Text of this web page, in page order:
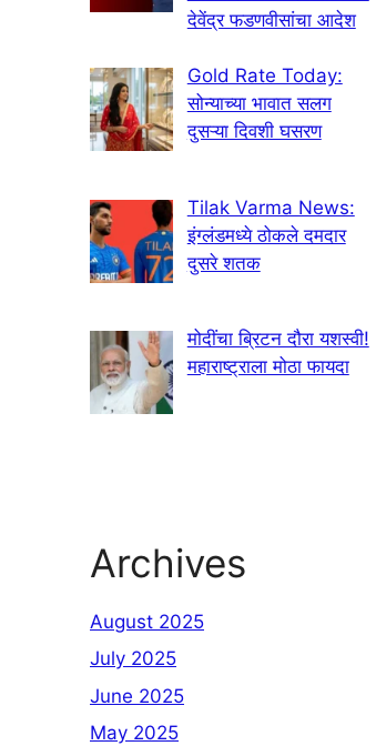
देवेंद्र फडणवीसांचा आदेश
Gold Rate Today:
सोन्याच्या भावात सलग
दुसऱ्या दिवशी घसरण
Tilak Varma News:
इंग्लंडमध्ये ठोकले दमदार
दुसरे शतक
मोदींचा ब्रिटन दौरा यशस्वी!
महाराष्ट्राला मोठा फायदा
Archives
August 2025
July 2025
June 2025
May 2025